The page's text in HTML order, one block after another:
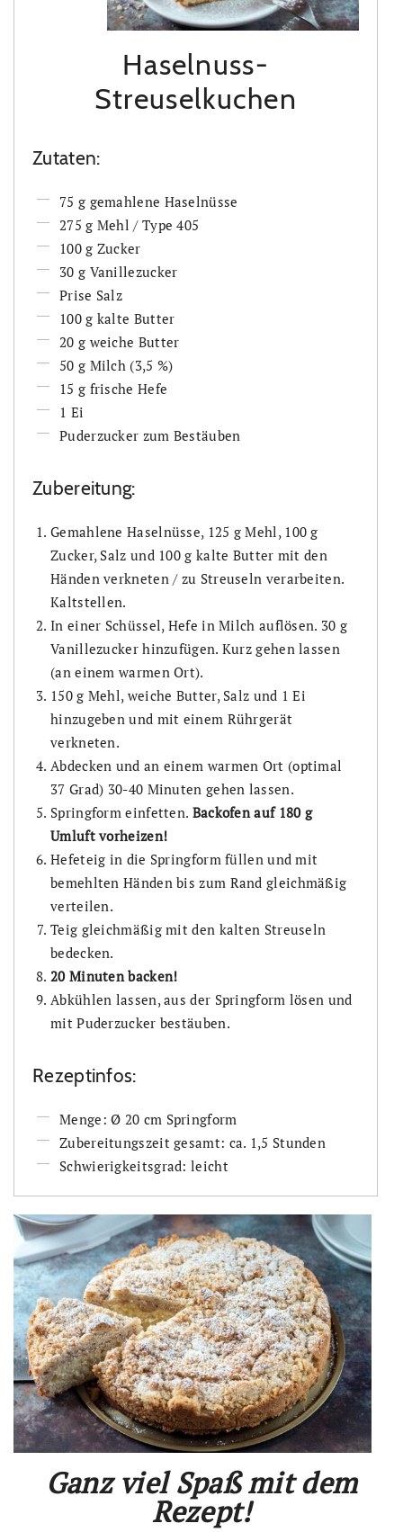
Haselnuss-
Streuselkuchen
Zutaten:
75 g gemahlene Haselnüsse
275 g Mehl / Type 405
100 g Zucker
30 g Vanillezucker
Prise Salz
100 g kalte Butter
20 g weiche Butter
50 g Milch (3,5 %)
15 g frische Hefe
1 Ei
Puderzucker zum Bestäuben
Zubereitung:
Gemahlene Haselnüsse, 125 g Mehl, 100 g
Zucker, Salz und 100 g kalte Butter mit den
Händen verkneten / zu Streuseln verarbeiten.
Kaltstellen.
In einer Schüssel, Hefe in Milch auflösen. 30 g
Vanillezucker hinzufügen. Kurz gehen lassen
(an einem warmen Ort).
150 g Mehl, weiche Butter, Salz und 1 Ei
hinzugeben und mit einem Rührgerät
verkneten.
Abdecken und an einem warmen Ort (optimal
37 Grad) 30-40 Minuten gehen lassen.
Springform einfetten. Backofen auf 180 g
Umluft vorheizen!
Hefeteig in die Springform füllen und mit
bemehlten Händen bis zum Rand gleichmäßig
verteilen.
Teig gleichmäßig mit den kalten Streuseln
bedecken.
20 Minuten backen!
Abkühlen lassen, aus der Springform lösen und
mit Puderzucker bestäuben.
Rezeptinfos:
Menge: Ø 20 cm Springform
Zubereitungszeit gesamt: ca. 1,5 Stunden
Schwierigkeitsgrad: leicht
Ganz viel Spaß mit dem
Rezept!